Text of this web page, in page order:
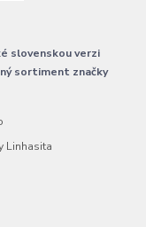
slovenskou verzi
sortiment značky
Linhasita